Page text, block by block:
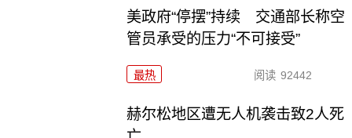
美政府“停摆”持续 交通部长称空
管员承受的压力“不可接受”
最热 阅读 92442
赫尔松地区遭无人机袭击致2人死